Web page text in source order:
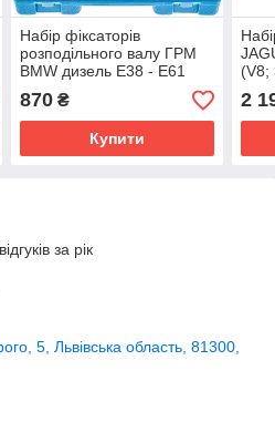
Набір фіксаторів
розподільного валу ГРМ
BMW дизель E38 - E61
M47 M57 Falcon F04053
870₴
Купити
(V8;
2
за рік
5, Львівська область, 81300,